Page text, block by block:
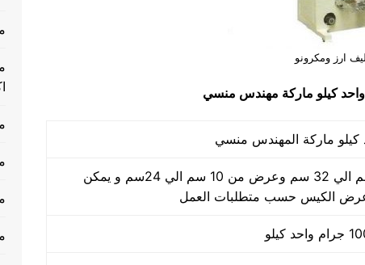
ارز ومكرونو
طول الكيس من 10 سم الي 32 سم وعرض من 10 سم الي 24سم و يمكن
الكيس حسب متطلبات العمل